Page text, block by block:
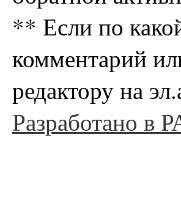
** Если по
комментарий
редактору на
Разработано в